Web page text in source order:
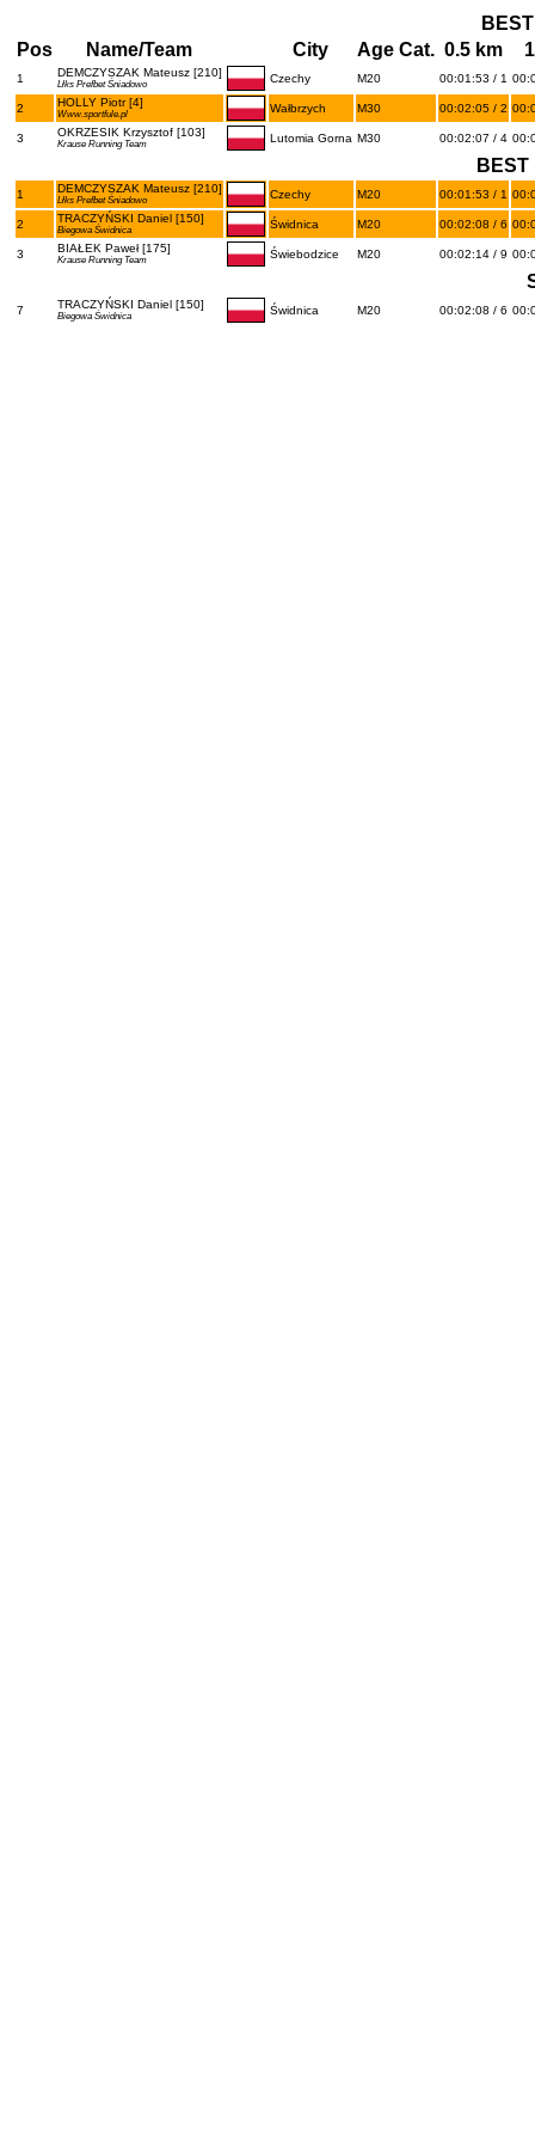
Pos
Name/Team City Age Cat. 0.5 km
1 DEMCZYSZAK Mateusz [210]
Lłks Prefbet Śniadowo Czechy M20 00:01:53 / 1
2 HOLLY Piotr [4]
Www.sportfule.pl Wałbrzych M30 00:02:05 / 2
3 OKRZESIK Krzysztof [103]
Krause Running Team Lutomia Gorna M30 00:02:07 / 4
BEST
1 DEMCZYSZAK Mateusz [210]
Lłks Prefbet Śniadowo Czechy M20 00:01:53 / 1
2 TRACZYŃSKI Daniel [150]
Biegowa Świdnica Świdnica M20 00:02:08 / 6
3 BIAŁEK Paweł [175]
Krause Running Team Świebodzice M20 00:02:14 / 9
7 TRACZYŃSKI Daniel [150]
Biegowa Świdnica Świdnica M20 00:02:08 / 6